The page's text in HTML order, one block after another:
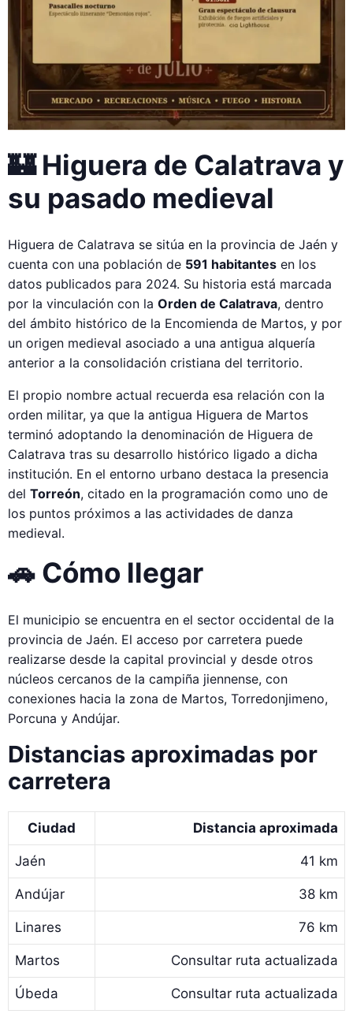
🏰 Higuera de Calatrava y
su pasado medieval
Higuera de Calatrava se sitúa en la provincia de Jaén y
cuenta con una población de 591 habitantes en los
datos publicados para 2024. Su historia está marcada
por la vinculación con la Orden de Calatrava, dentro
del ámbito histórico de la Encomienda de Martos, y por
un origen medieval asociado a una antigua alquería
anterior a la consolidación cristiana del territorio.
El propio nombre actual recuerda esa relación con la
orden militar, ya que la antigua Higuera de Martos
terminó adoptando la denominación de Higuera de
Calatrava tras su desarrollo histórico ligado a dicha
institución. En el entorno urbano destaca la presencia
del Torreón, citado en la programación como uno de
los puntos próximos a las actividades de danza
medieval.
🚗 Cómo llegar
El municipio se encuentra en el sector occidental de la
provincia de Jaén. El acceso por carretera puede
realizarse desde la capital provincial y desde otros
núcleos cercanos de la campiña jiennense, con
conexiones hacia la zona de Martos, Torredonjimeno,
Porcuna y Andújar.
Distancias aproximadas por
carretera
Ciudad Distancia aproximada
Jaén 41 km
Andújar 38 km
Linares 76 km
Martos Consultar ruta actualizada
Úbeda Consultar ruta actualizada